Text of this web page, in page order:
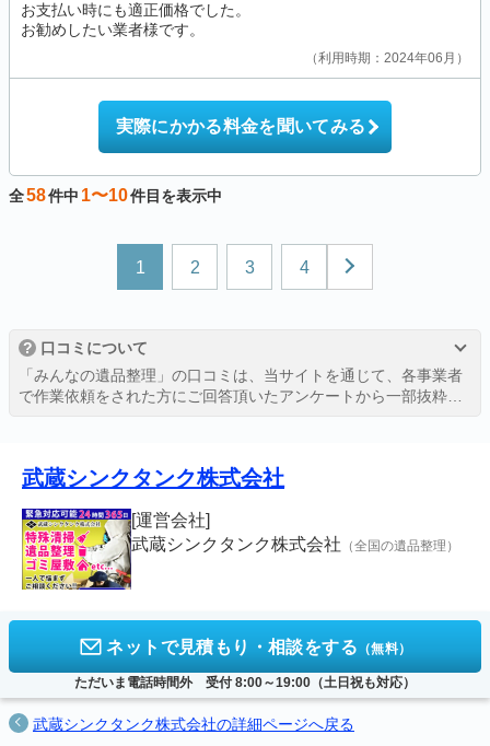
お支払い時にも適正価格でした。
お勧めしたい業者様です。
利用時期：2024年06月
実際にかかる料金を聞いてみる
全58件中 1〜10件目を表示中
1 2 3 4
? 口コミについて
「みんなの遺品整理」の口コミは、当サイトを通じて、各事業者
で作業依頼をされた方にご回答頂いたアンケートから一部抜粋し
武蔵シンクタンク株式会社
[運営会社]
武蔵シンクタンク株式会社 （全国の遺品整理）
ネットで見積もり・相談をする （無料）
ただいま電話時間外 受付 8:00～19:00（土日祝も対応）
武蔵シンクタンク株式会社の詳細ページへ戻る